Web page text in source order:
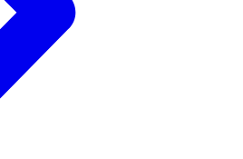
of we een aanvullend
een kwaliteitsonderzoek
in ieder geval in het dossier over
op andere manieren risico’s